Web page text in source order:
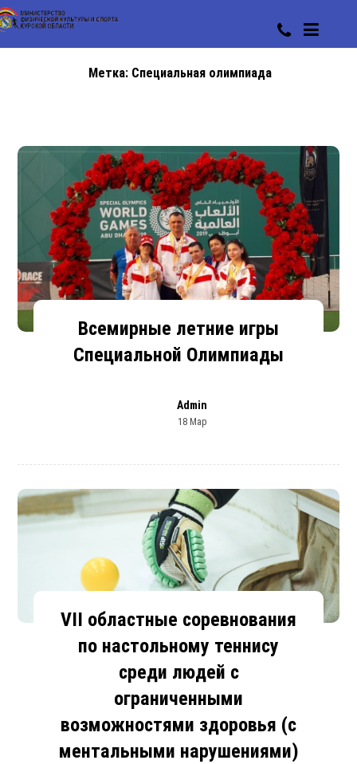
Метка: Специальная олимпиада
Всемирные летние игры
Специальной Олимпиады
Admin
18 Мар
VII областные соревнования
по настольному теннису
среди людей с
ограниченными
возможностями здоровья (с
ментальными нарушениями)